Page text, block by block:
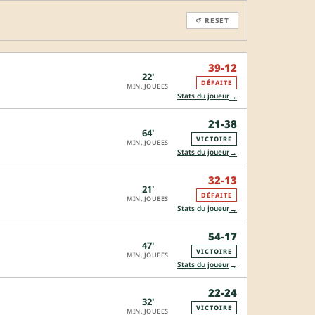
↺ RESET
22'
MIN. JOUEES
39-12
DÉFAITE
Stats du joueur→
64'
MIN. JOUEES
21-38
VICTOIRE
Stats du joueur→
21'
MIN. JOUEES
32-13
DÉFAITE
Stats du joueur→
47'
MIN. JOUEES
54-17
VICTOIRE
Stats du joueur→
32'
MIN. JOUEES
22-24
VICTOIRE